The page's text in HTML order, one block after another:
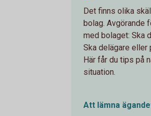
Det finns olika
bolag. Avgörande
med bolaget: Ska
Ska delägare eller
Här får du tips på
situation.
Att lämna